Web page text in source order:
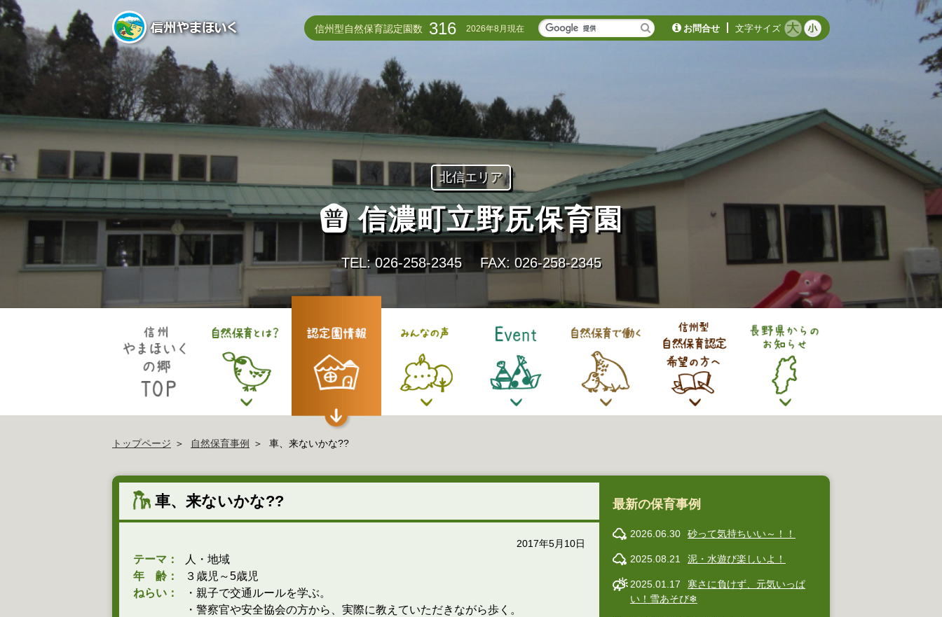
信州型自然保育認定園数 316 2026年8月現在 お問合せ 文字サイズ
北信エリア
信濃町立野尻保育園
TEL: 026-258-2345 FAX: 026-258-2345
トップページ 自然保育事例 車、来ないかな??
車、来ないかな??
2017年5月10日
テーマ：
人・地域
年 齢：
３歳児～5歳児
ねらい：
・親子で交通ルールを学ぶ。
・警察官や安全協会の方から、実際に教えていただきながら歩く。
最新の保育事例
2026.06.30 砂って気持ちいい～！！
2025.08.21 泥・水遊び楽しいよ！
2025.01.17
寒さに負けず、元気いっぱ
い！雪あそび❄